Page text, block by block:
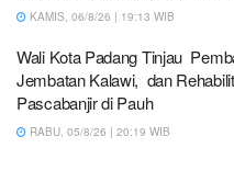
KAMIS, 06/8/26 | 19:13 WIB
Wali Kota Padang Tinjau
Jembatan Kalawi, dan
Pascabanjir di Pauh
RABU, 05/8/26 | 20:19 WIB